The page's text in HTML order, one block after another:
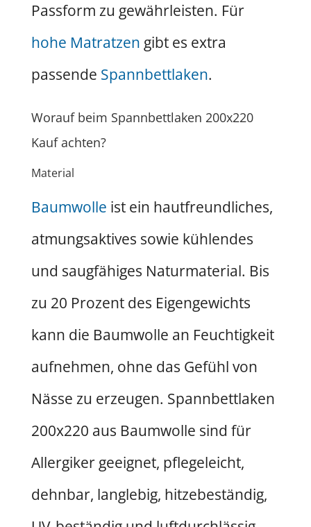
Passform zu gewährleisten. Für
hohe Matratzen gibt es extra
passende Spannbettlaken.
Worauf beim Spannbettlaken 200x220
Kauf achten?
Material
Baumwolle ist ein hautfreundliches,
atmungsaktives sowie kühlendes
und saugfähiges Naturmaterial. Bis
zu 20 Prozent des Eigengewichts
kann die Baumwolle an Feuchtigkeit
aufnehmen, ohne das Gefühl von
Nässe zu erzeugen. Spannbettlaken
200x220 aus Baumwolle sind für
Allergiker geeignet, pflegeleicht,
dehnbar, langlebig, hitzebeständig,